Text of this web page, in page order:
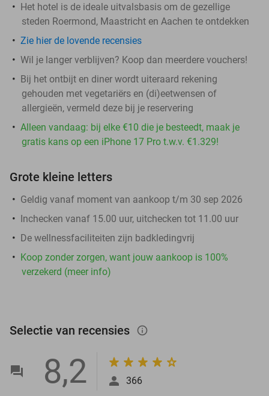
Het hotel is de ideale uitvalsbasis om de gezellige
steden Roermond, Maastricht en Aachen te ontdekken
Zie hier de lovende recensies
Wil je langer verblijven? Koop dan meerdere vouchers!
Bij het ontbijt en diner wordt uiteraard rekening
gehouden met vegetariërs en (di)eetwensen of
allergieën, vermeld deze bij je reservering
Alleen vandaag: bij elke €10 die je besteedt, maak je
gratis kans op een iPhone 17 Pro t.w.v. €1.329!
Grote kleine letters
Geldig vanaf moment van aankoop t/m 30 sep 2026
Inchecken vanaf 15.00 uur, uitchecken tot 11.00 uur
De wellnessfaciliteiten zijn badkledingvrij
Koop zonder zorgen, want jouw aankoop is 100%
verzekerd (meer info)
Selectie van recensies info_outlined
8,2 366